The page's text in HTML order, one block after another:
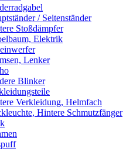
/ Seitenständer
Stoßdämpfer
Elektrik
Lenker
Blinker
Verkleidung, Helmfach
Hintere Schmutzfänger